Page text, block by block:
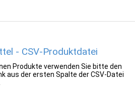
- CSV-Produktdatei
Produkte verwenden Sie bitte den
aus der ersten Spalte der CSV-Datei